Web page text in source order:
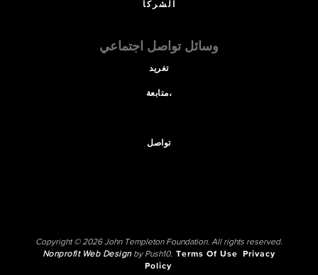
الشركا
وسائل تواصل اجتماعي
تغريد
متابعة،
تواصل
Copyright © 2026 John Templeton Foundation. All rights reserved.
Nonprofit Web Designby Push10. Terms Of Use
Privacy
Policy